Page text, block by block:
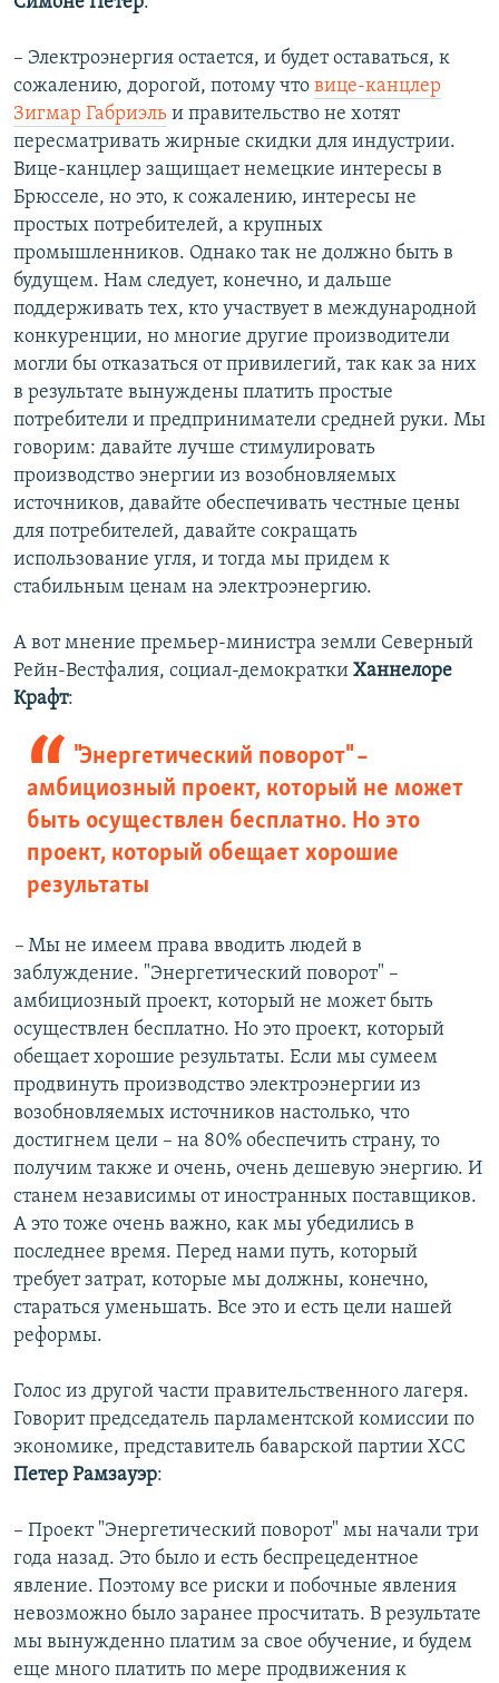
– Электроэнергия остается, и будет оставаться, к
сожалению, дорогой, потому что вице-канцлер
Зигмар Габриэль и правительство не хотят
пересматривать жирные скидки для индустрии.
Вице-канцлер защищает немецкие интересы в
Брюсселе, но это, к сожалению, интересы не
простых потребителей, а крупных
промышленников. Однако так не должно быть в
будущем. Нам следует, конечно, и дальше
поддерживать тех, кто участвует в международной
конкуренции, но многие другие производители
могли бы отказаться от привилегий, так как за них
в результате вынуждены платить простые
потребители и предприниматели средней руки. Мы
говорим: давайте лучше стимулировать
производство энергии из возобновляемых
источников, давайте обеспечивать честные цены
для потребителей, давайте сокращать
использование угля, и тогда мы придем к
стабильным ценам на электроэнергию.
А вот мнение премьер-министра земли Северный
Рейн-Вестфалия, социал-демократки Ханнелоре
Крафт:
"Энергетический поворот" –
амбициозный проект, который не может
быть осуществлен бесплатно. Но это
проект, который обещает хорошие
результаты
– Мы не имеем права вводить людей в
заблуждение. "Энергетический поворот" –
амбициозный проект, который не может быть
осуществлен бесплатно. Но это проект, который
обещает хорошие результаты. Если мы сумеем
продвинуть производство электроэнергии из
возобновляемых источников настолько, что
достигнем цели – на 80% обеспечить страну, то
получим также и очень, очень дешевую энергию. И
станем независимы от иностранных поставщиков.
А это тоже очень важно, как мы убедились в
последнее время. Перед нами путь, который
требует затрат, которые мы должны, конечно,
стараться уменьшать. Все это и есть цели нашей
реформы.
Голос из другой части правительственного лагеря.
Говорит председатель парламентской комиссии по
экономике, представитель баварской партии ХСС
Петер Рамзауэр:
– Проект "Энергетический поворот" мы начали три
года назад. Это было и есть беспрецедентное
явление. Поэтому все риски и побочные явления
невозможно было заранее просчитать. В результате
мы вынужденно платим за свое обучение, и будем
еще много платить по мере продвижения к